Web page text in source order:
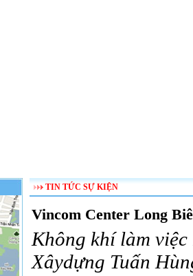
TIN TỨC SỰ KIỆN
Vincom Center Long
Không khí làm
Xâydựng Tuấn